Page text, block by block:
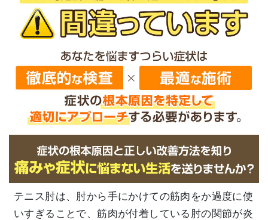
テニス肘は、肘から手にかけての筋肉をか過度に使
いすぎることで、筋肉が付着している肘の関節が炎